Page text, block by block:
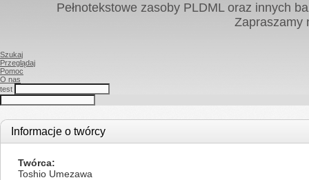
Pełnotekstowe zasoby PLDML oraz innych
Zapraszamy
Szukaj
Przeglądaj
Pomoc
O nas
test
Informacje o twórcy
Twórca
Toshio Umezawa